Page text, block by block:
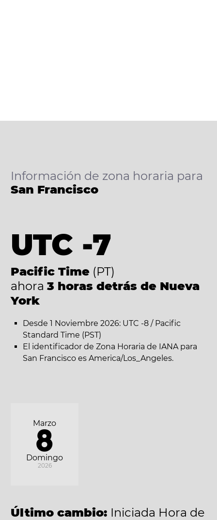
Información de zona horaria para
San Francisco
UTC -7
Pacific Time (PT)
ahora 3 horas detrás de Nueva
York
Desde 1 Noviembre 2026: UTC -8 / Pacific
Standard Time (PST)
El identificador de Zona Horaria de IANA para
San Francisco es America/Los_Angeles.
Domingo
Marzo
8
2026
Último cambio: Iniciada Hora de